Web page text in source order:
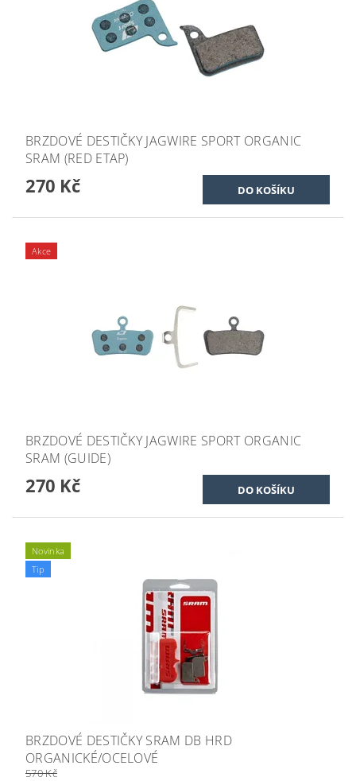
BRZDOVÉ DESTIČKY JAGWIRE SPORT ORGANIC
SRAM (RED ETAP)
270 Kč
Akce
BRZDOVÉ DESTIČKY JAGWIRE SPORT ORGANIC
SRAM (GUIDE)
270 Kč
Novinka
Tip
BRZDOVÉ DESTIČKY SRAM DB HRD
ORGANICKÉ/OCELOVÉ
570 Kč